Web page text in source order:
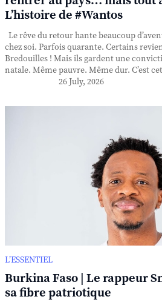
L’histoire de #Wantos
Le rêve du retour hante beaucoup
chez soi. Parfois quarante. Certains
Bredouilles ! Mais ils gardent une
natale. Même pauvre. Même dur. C’est
26 July, 2026
L’ESSENTIEL
Burkina Faso | Le rappeur
sa fibre patriotique